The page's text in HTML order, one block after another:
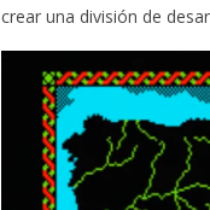
crear una división de